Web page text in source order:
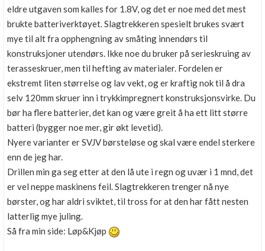
eldre utgaven som kalles for 1.8V, og det er noe med det mest
brukte batteriverktøyet. Slagtrekkeren spesielt brukes svært
mye til alt fra opphengning av småting innendørs til
konstruksjoner utendørs. Ikke noe du bruker på serieskruing av
terasseskruer, men til hefting av materialer. Fordelen er
ekstremt liten størrelse og lav vekt, og er kraftig nok til å dra
selv 120mm skruer inn i trykkimpregnert konstruksjonsvirke. Du
bør ha flere batterier, det kan og være greit å ha ett litt større
batteri (bygger noe mer, gir økt levetid).
Nyere varianter er SVJV børsteløse og skal være endel sterkere
enn de jeg har.
Drillen min ga seg etter at den lå ute i regn og uvær i 1 mnd, det
er vel neppe maskinens feil. Slagtrekkeren trenger nå nye
børster, og har aldri sviktet, til tross for at den har fått nesten
latterlig mye juling.
Så fra min side: Løp&Kjøp